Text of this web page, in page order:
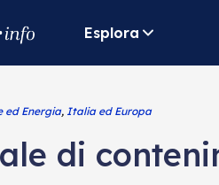
Esplora
Energia, Italia ed Europa
di